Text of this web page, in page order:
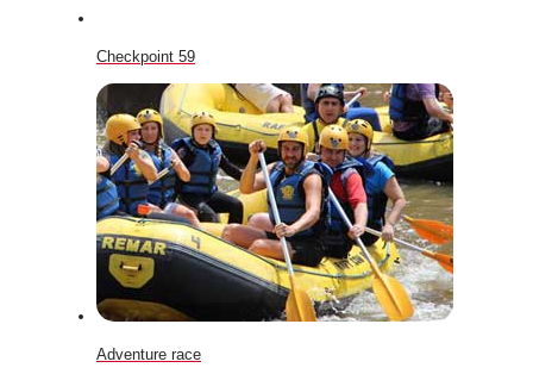
Checkpoint 59
Adventure race